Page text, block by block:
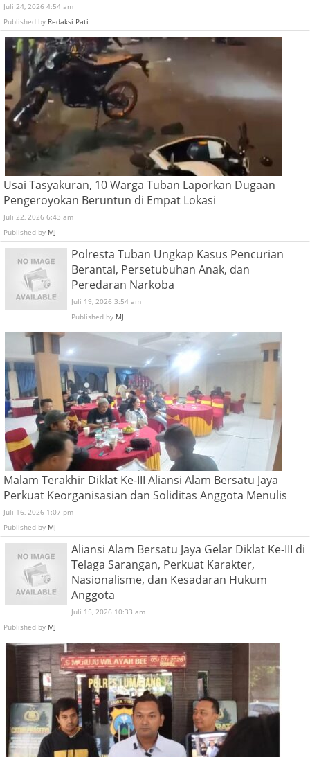
Juli 24, 2026 4:54 am
Published by Redaksi Pati
Usai Tasyakuran, 10 Warga Tuban Laporkan Dugaan
Pengeroyokan Beruntun di Empat Lokasi
Juli 22, 2026 6:43 am
Published by MJ
Polresta Tuban Ungkap Kasus Pencurian
Berantai, Persetubuhan Anak, dan
Peredaran Narkoba
Juli 19, 2026 3:54 am
Published by MJ
Malam Terakhir Diklat Ke-III Aliansi Alam Bersatu Jaya
Perkuat Keorganisasian dan Soliditas Anggota Menulis
Juli 16, 2026 1:07 pm
Published by MJ
Aliansi Alam Bersatu Jaya Gelar Diklat Ke-III di
Telaga Sarangan, Perkuat Karakter,
Nasionalisme, dan Kesadaran Hukum
Anggota
Juli 15, 2026 10:33 am
Published by MJ